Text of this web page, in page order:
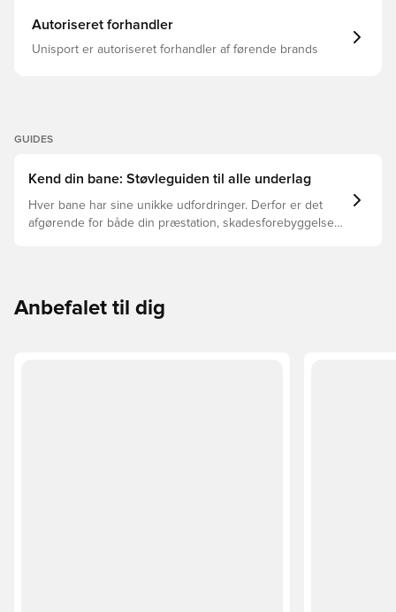
får fat i banen. Dette er en støvle med HG knopper til
overflader som jord-,grus-, græs- og kunstgræsbaner.
Vægt: 180 gram
Autoriseret forhandler
Unisport er autoriseret forhandler af førende brands
GUIDES
Kend din bane: Støvleguiden til alle underlag
Hver bane har sine unikke udfordringer. Derfor er det
afgørende for både din præstation, skadesforebyggelse
Anbefalet til dig